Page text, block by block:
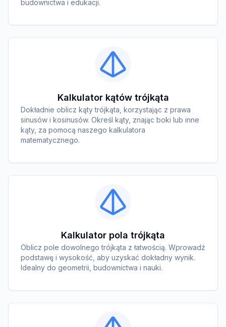
budownictwa i edukacji.
Kalkulator kątów trójkąta
Dokładnie oblicz kąty trójkąta, korzystając z prawa
sinusów i kosinusów. Określ kąty, znając boki lub inne
kąty, za pomocą naszego kalkulatora
matematycznego.
Kalkulator pola trójkąta
Oblicz pole dowolnego trójkąta z łatwością. Wprowadź
podstawę i wysokość, aby uzyskać dokładny wynik.
Idealny do geometrii, budownictwa i nauki.